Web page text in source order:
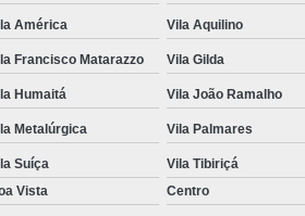
América Vila Aquilino
Francisco Matarazzo Vila Gilda
Humaitá Vila João Ramalho
Metalúrgica Vila Palmares
Suíça Vila Tibiriçá
Vista Centro